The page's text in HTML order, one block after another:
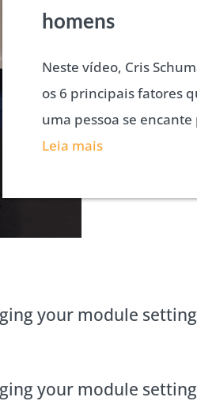
homens
Neste vídeo, Cris
os 6 principais fatores
uma pessoa se
Leia mais
your module
your module